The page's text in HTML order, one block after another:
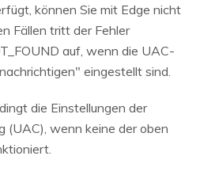
können Sie mit Edge nicht
Fällen tritt der Fehler
auf, wenn die UAC-
eingestellt sind.
die Einstellungen der
(UAC), wenn keine der oben